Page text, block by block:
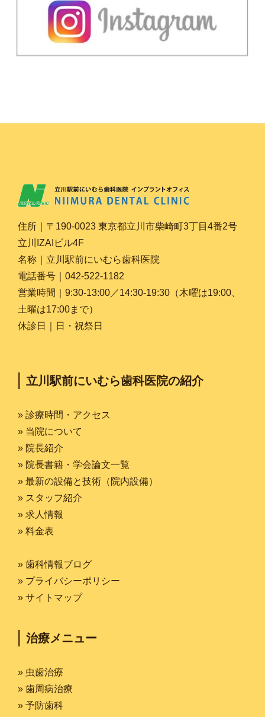
住所｜〒190-0023 東京都立川市柴崎町3丁目4番2号
立川IZAIビル4F
名称｜立川駅前にいむら歯科医院
電話番号｜042-522-1182
営業時間｜9:30-13:00／14:30-19:30（木曜は19:00、
土曜は17:00まで）
休診日｜日・祝祭日
立川駅前にいむら歯科医院の紹介
» 診療時間・アクセス
» 当院について
» 院長紹介
» 院長書籍・学会論文一覧
» 最新の設備と技術（院内設備）
» スタッフ紹介
» 求人情報
» 料金表
» 歯科情報ブログ
» プライバシーポリシー
» サイトマップ
治療メニュー
» 虫歯治療
» 歯周病治療
» 予防歯科